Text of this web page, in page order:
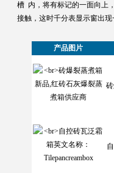
槽 内，将有标记的一面向上
接触，这时千分表显示窗出
产品图片